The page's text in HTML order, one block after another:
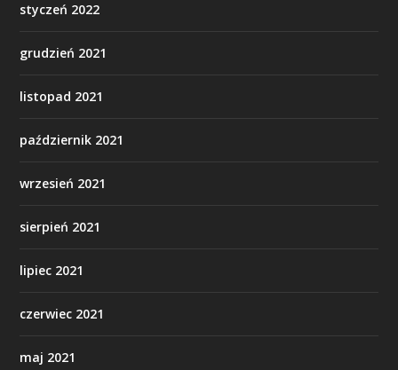
styczeń 2022
grudzień 2021
listopad 2021
październik 2021
wrzesień 2021
sierpień 2021
lipiec 2021
czerwiec 2021
maj 2021